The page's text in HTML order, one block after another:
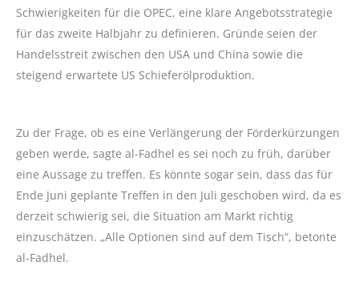
Schwierigkeiten für die OPEC, eine klare Angebotsstrategie
für das zweite Halbjahr zu definieren. Gründe seien der
Handelsstreit zwischen den USA und China sowie die
steigend erwartete US Schieferölproduktion.
Zu der Frage, ob es eine Verlängerung der Förderkürzungen
geben werde, sagte al-Fadhel es sei noch zu früh, darüber
eine Aussage zu treffen. Es könnte sogar sein, dass das für
Ende Juni geplante Treffen in den Juli geschoben wird, da es
derzeit schwierig sei, die Situation am Markt richtig
einzuschätzen. „Alle Optionen sind auf dem Tisch“, betonte
al-Fadhel.